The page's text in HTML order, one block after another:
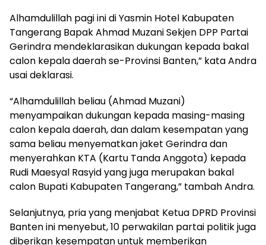
Alhamdulillah pagi ini di Yasmin Hotel Kabupaten
Tangerang Bapak Ahmad Muzani Sekjen DPP Partai
Gerindra mendeklarasikan dukungan kepada bakal
calon kepala daerah se-Provinsi Banten,” kata Andra
usai deklarasi.
“Alhamdulillah beliau (Ahmad Muzani)
menyampaikan dukungan kepada masing-masing
calon kepala daerah, dan dalam kesempatan yang
sama beliau menyematkan jaket Gerindra dan
menyerahkan KTA (Kartu Tanda Anggota) kepada
Rudi Maesyal Rasyid yang juga merupakan bakal
calon Bupati Kabupaten Tangerang,” tambah Andra.
Selanjutnya, pria yang menjabat Ketua DPRD Provinsi
Banten ini menyebut, 10 perwakilan partai politik juga
diberikan kesempatan untuk memberikan